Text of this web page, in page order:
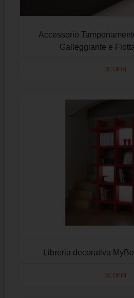
Accessorio
Galleggiante e
SCOPRI
Libreria decorativa
SCOPRI